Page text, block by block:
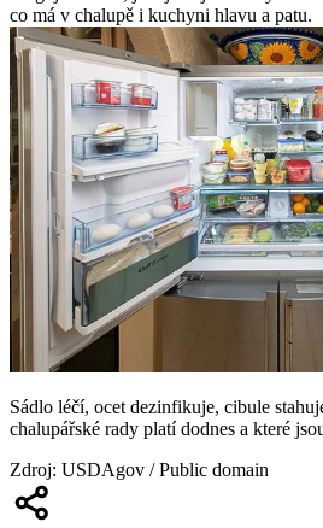
co má v chalupě i kuchyni hlavu a patu.
Sádlo léčí, ocet dezinfikuje, cibule
chalupářské rady platí dodnes a které
Zdroj: USDAgov / Public domain